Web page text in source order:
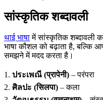
सांस्कृतिक शब्दावली
थाई भाषामें सांस्कृतिक शब्दावली
भाषा कौशल को बढ़ाता है, बल्कि
समझने में मदद करता है।
1. ประเพณี (प्रापेनी) – परंपरा
2. ศิลปะ (सिलपा) – कला